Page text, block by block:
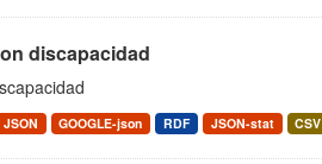
discapacidad
JSON GOOGLE-json RDF JSON-stat CSV